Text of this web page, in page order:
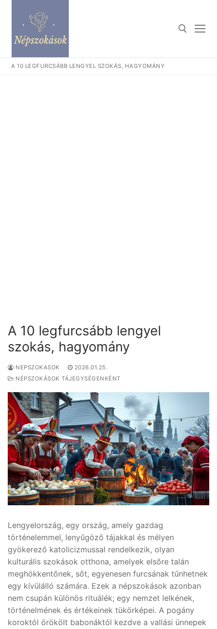
tartalomra
Keresése:
A 10 LEGFURCSÁBB LENGYEL SZOKÁS, HAGYOMÁNY
A 10 legfurcsább lengyel
szokás, hagyomány
NEPSZOKASOK
2026.01.25.
NÉPSZOKÁSOK TÁJEGYSÉGENKÉNT
Lengyelország, egy ország, amely gazdag
történelemmel, lenyűgöző tájakkal és mélyen
gyökerező katolicizmussal rendelkezik, olyan
kulturális szokások otthona, amelyek elsőre talán
meghökkentőnek, sőt, egyenesen furcsának tűnhetnek
egy kívülálló számára. Ezek a népszokások azonban
nem csupán különös rituálék; egy nemzet lelkének,
történelmének és értékeinek tükörképei. A pogány
koroktól örökölt babonáktól kezdve a vallási ünnepek